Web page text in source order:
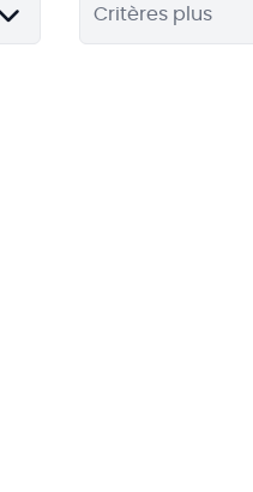
Critères plus